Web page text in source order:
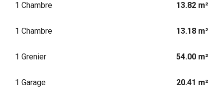
1 Chambre 13.82 m²
1 Chambre 13.18 m²
1 Grenier 54.00 m²
1 Garage 20.41 m²